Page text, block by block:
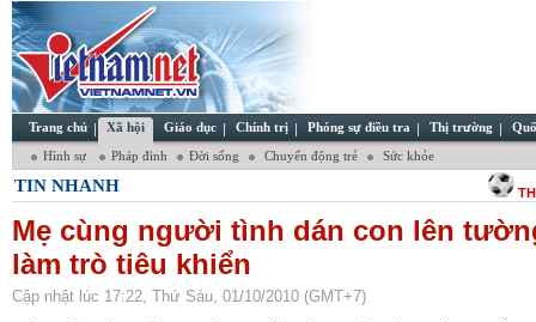
Trang chủ Xã hội Giáo dục Chính trị Phóng sự điều tra Thị trường
Hình sự Pháp đình Đời sống Chuyển động trẻ Sức khỏe
TIN NHANH
Mẹ cùng người tình dán con lên
làm trò tiêu khiển
Cập nhật lúc 17:22, Thứ Sáu, 01/10/2010 (GMT+7)